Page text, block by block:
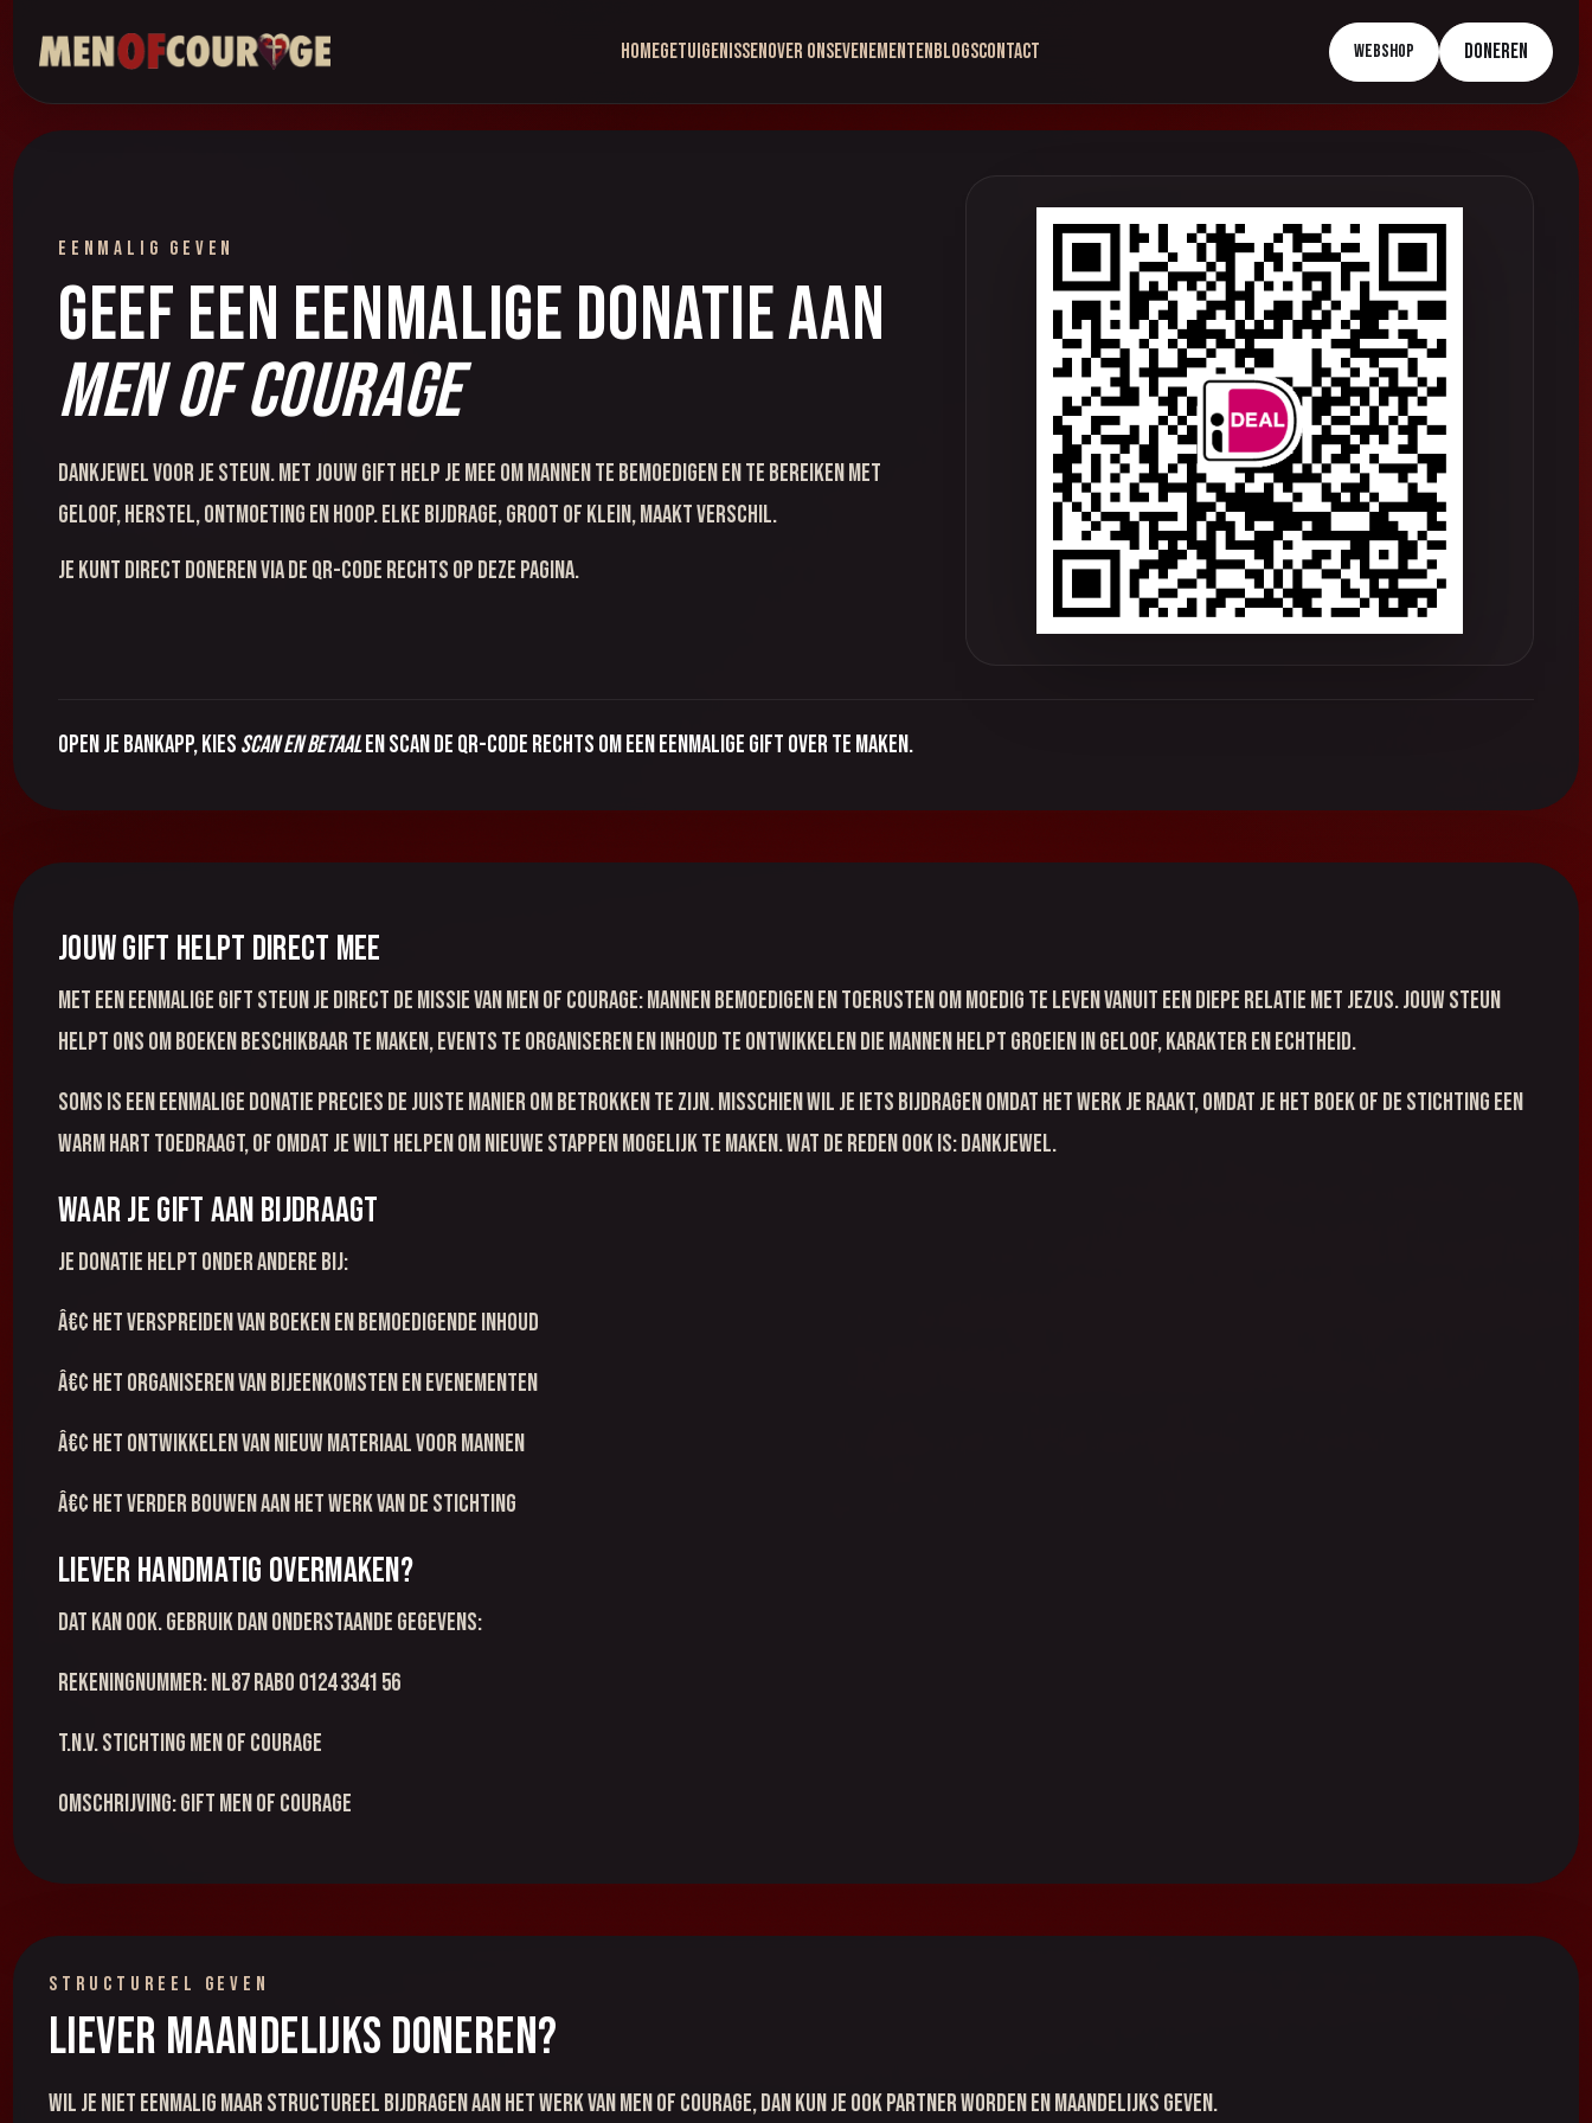
HomeGetuigenissenOver onsEvenementen BlogsContact Webshop Doneren
EENMALIG GEVEN
Geef een eenmalige donatie aan
Men of Courage
Dankjewel voor je steun. Met jouw gift help je mee om mannen te bemoedigen en te bereiken met
geloof, herstel, ontmoeting en hoop. Elke bijdrage, groot of klein, maakt verschil.
Je kunt direct doneren via de QR-code rechts op deze pagina.
Open je bankapp, kies scan en betaalen scan de QR-code rechts om een eenmalige gift over te maken.
Jouw gift helpt direct mee
Met een eenmalige gift steun je direct de missie van Men of Courage: mannen bemoedigen en toerusten om moedig te leven vanuit een diepe relatie met Jezus. Jouw steun
helpt ons om boeken beschikbaar te maken, events te organiseren en inhoud te ontwikkelen die mannen helpt groeien in geloof, karakter en echtheid.
Soms is een eenmalige donatie precies de juiste manier om betrokken te zijn. Misschien wil je iets bijdragen omdat het werk je raakt, omdat je het boek of de stichting een
warm hart toedraagt, of omdat je wilt helpen om nieuwe stappen mogelijk te maken. Wat de reden ook is: dankjewel.
Waar je gift aan bijdraagt
Je donatie helpt onder andere bij:
â€¢ het verspreiden van boeken en bemoedigende inhoud
â€¢ het organiseren van bijeenkomsten en evenementen
â€¢ het ontwikkelen van nieuw materiaal voor mannen
â€¢ het verder bouwen aan het werk van de stichting
Liever handmatig overmaken?
Dat kan ook. Gebruik dan onderstaande gegevens:
Rekeningnummer: NL87 RABO 0124 3341 56
t.n.v. Stichting Men of Courage
Omschrijving: Gift Men of Courage
STRUCTUREEL GEVEN
Liever maandelijks doneren?
Wil je niet eenmalig maar structureel bijdragen aan het werk van Men of Courage, dan kun je ook partner worden en maandelijks geven.